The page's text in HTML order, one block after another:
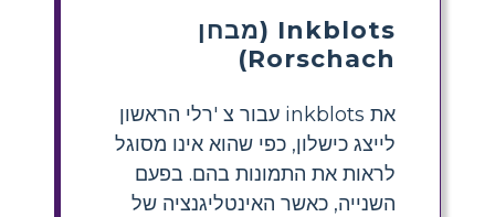
Inkblots (מבחן
Rorschach)
את inkblots עבור צ 'רלי הראשון
לייצג כישלון, כפי שהוא אינו מסוגל
לראות את התמונות בהם. בפעם
השנייה, כאשר האינטליגנציה של